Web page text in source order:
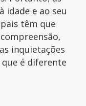
idade e ao seu
têm que
inquietações
é diferente